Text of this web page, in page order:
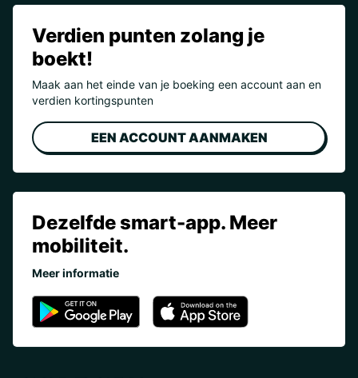
Verdien punten zolang je
boekt!
Maak aan het einde van je boeking een account aan en
verdien kortingspunten
EEN ACCOUNT AANMAKEN
Dezelfde smart-app. Meer
mobiliteit.
Meer informatie